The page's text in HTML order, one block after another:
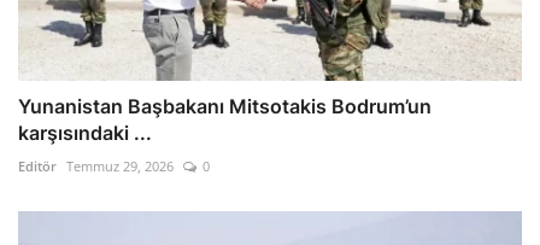
Yunanistan Başbakanı Mitsotakis Bodrum’un
karşısındaki ...
Editör Temmuz 29, 2026 0